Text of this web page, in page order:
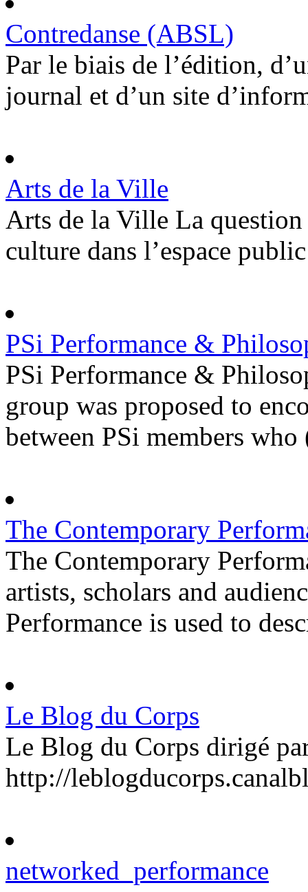
Contredanse (ABSL)
Par le biais de l’édition,
journal et d’un site
Arts de la Ville
Arts de la Ville La question
culture dans l’espace
PSi Performance &
PSi Performance &
group was proposed to
between PSi members who
The Contemporary
The Contemporary
artists, scholars and
Performance is used to
Le Blog du Corps
Le Blog du Corps dirigé
http://
networked_performance